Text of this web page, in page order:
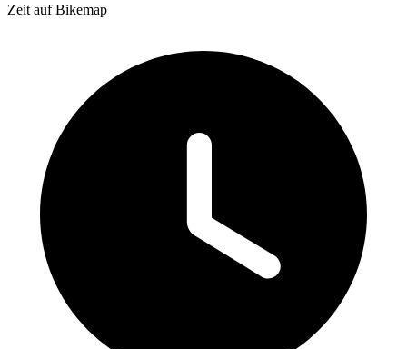
Zeit auf Bikemap